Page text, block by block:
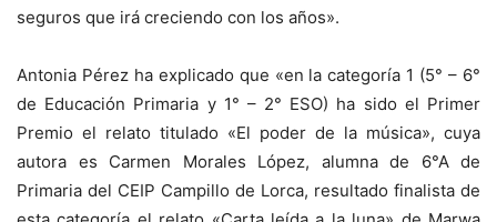
seguros que irá creciendo con los años».
Antonia Pérez ha explicado que «en la categoría 1 (5° – 6°
de Educación Primaria y 1° – 2° ESO) ha sido el Primer
Premio el relato titulado «El poder de la música», cuya
autora es Carmen Morales López, alumna de 6°A de
Primaria del CEIP Campillo de Lorca, resultado finalista de